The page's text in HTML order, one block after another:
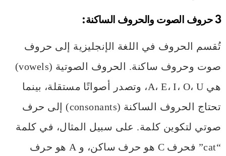
3 حروف الصوت والحروف الساكنة:
تُقسم الحروف في اللغة الإنجليزية إلى حروف
صوت وحروف ساكنة. الحروف الصوتية (vowels)
هي A، E، I، O، U، وتصدر أصواتًا مستقلة، بينما
تحتاج الحروف الساكنة (consonants) إلى حرف
صوتي لتكوين كلمة. على سبيل المثال، في كلمة
“cat” فحرف C هو حرف ساكن، و A هو حرف